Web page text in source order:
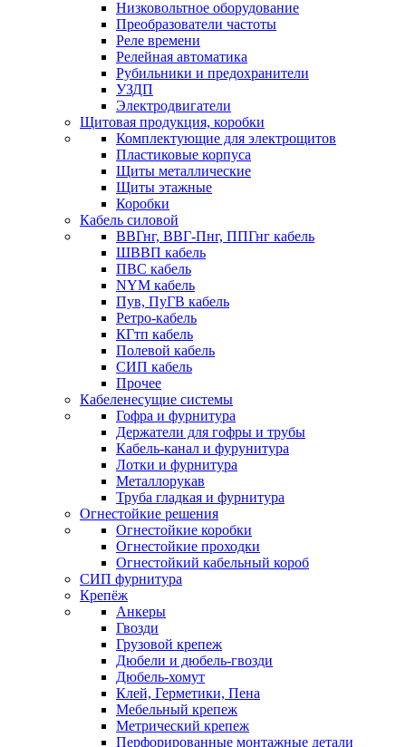
Низковольтное оборудование
Преобразователи частоты
Реле времени
Релейная автоматика
Рубильники и предохранители
УЗДП
Электродвигатели
Щитовая продукция, коробки
Комплектующие для электрощитов
Пластиковые корпуса
Щиты металлические
Щиты этажные
Коробки
Кабель силовой
ВВГнг, ВВГ-Пнг, ППГнг кабель
ШВВП кабель
ПВС кабель
NYM кабель
Пув, ПуГВ кабель
Ретро-кабель
КГтп кабель
Полевой кабель
СИП кабель
Прочее
Кабеленесущие системы
Гофра и фурнитура
Держатели для гофры и трубы
Кабель-канал и фурунитура
Лотки и фурнитура
Металлорукав
Труба гладкая и фурнитура
Огнестойкие решения
Огнестойкие коробки
Огнестойкие проходки
Огнестойкий кабельный короб
СИП фурнитура
Крепёж
Анкеры
Гвозди
Грузовой крепеж
Дюбели и дюбель-гвозди
Дюбель-хомут
Клей, Герметики, Пена
Мебельный крепеж
Метрический крепеж
Перфорированные монтажные детали